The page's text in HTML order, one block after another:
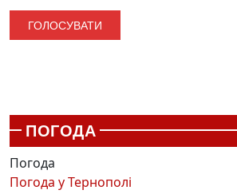
ПОГОДА
Погода
Погода уТернополі